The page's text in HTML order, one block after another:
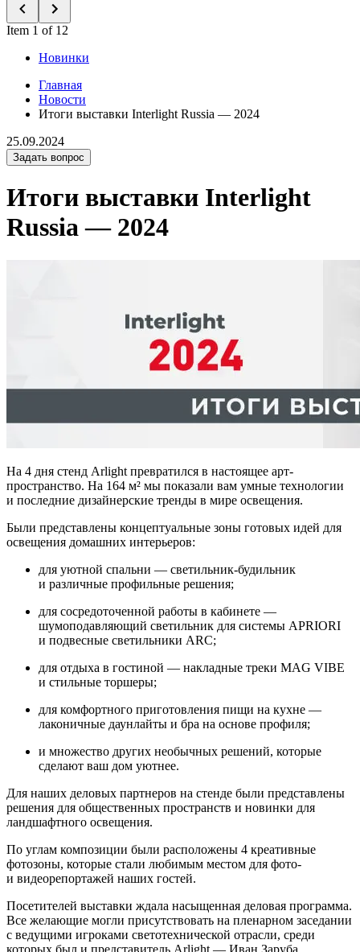
Item 1 of 12
Новинки
Главная
Новости
Итоги выставки Interlight Russia — 2024
25.09.2024
Задать вопрос
Итоги выставки Interlight
Russia — 2024
На 4 дня стенд Arlight превратился в настоящее арт-
пространство. На 164 м² мы показали вам умные технологии
и последние дизайнерские тренды в мире освещения.
Были представлены концептуальные зоны готовых идей для
освещения домашних интерьеров:
для уютной спальни — светильник-будильник
и различные профильные решения;
для сосредоточенной работы в кабинете —
шумоподавляющий светильник для системы APRIORI
и подвесные светильники ARC;
для отдыха в гостиной — накладные треки MAG VIBE
и стильные торшеры;
для комфортного приготовления пищи на кухне —
лаконичные даунлайты и бра на основе профиля;
и множество других необычных решений, которые
сделают ваш дом уютнее.
Для наших деловых партнеров на стенде были представлены
решения для общественных пространств и новинки для
ландшафтного освещения.
По углам композиции были расположены 4 креативные
фотозоны, которые стали любимым местом для фото-
и видеорепортажей наших гостей.
Посетителей выставки ждала насыщенная деловая программа.
Все желающие могли присутствовать на пленарном заседании
с ведущими игроками светотехнической отрасли, среди
которых был и представитель Arlight — Иван Заруба,